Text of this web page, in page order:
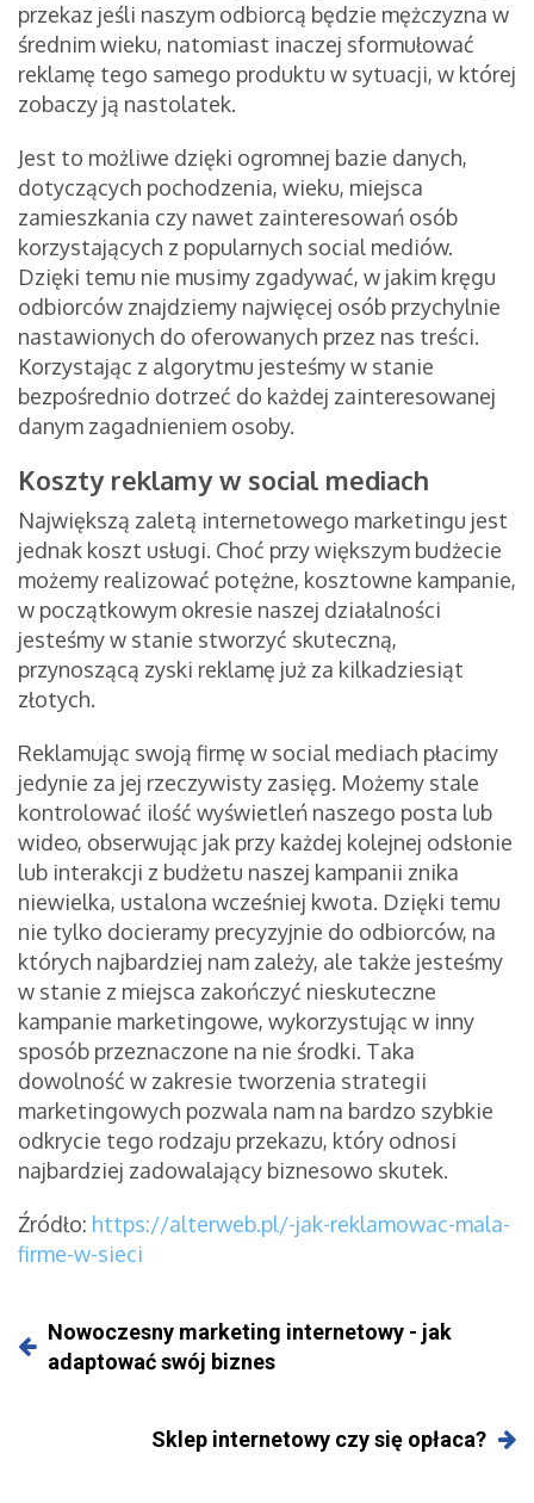
przekaz jeśli naszym odbiorcą będzie mężczyzna w
średnim wieku, natomiast inaczej sformułować
reklamę tego samego produktu w sytuacji, w której
zobaczy ją nastolatek.
Jest to możliwe dzięki ogromnej bazie danych,
dotyczących pochodzenia, wieku, miejsca
zamieszkania czy nawet zainteresowań osób
korzystających z popularnych social mediów.
Dzięki temu nie musimy zgadywać, w jakim kręgu
odbiorców znajdziemy najwięcej osób przychylnie
nastawionych do oferowanych przez nas treści.
Korzystając z algorytmu jesteśmy w stanie
bezpośrednio dotrzeć do każdej zainteresowanej
danym zagadnieniem osoby.
Koszty reklamy w social mediach
Największą zaletą internetowego marketingu jest
jednak koszt usługi. Choć przy większym budżecie
możemy realizować potężne, kosztowne kampanie,
w początkowym okresie naszej działalności
jesteśmy w stanie stworzyć skuteczną,
przynoszącą zyski reklamę już za kilkadziesiąt
złotych.
Reklamując swoją firmę w social mediach płacimy
jedynie za jej rzeczywisty zasięg. Możemy stale
kontrolować ilość wyświetleń naszego posta lub
wideo, obserwując jak przy każdej kolejnej odsłonie
lub interakcji z budżetu naszej kampanii znika
niewielka, ustalona wcześniej kwota. Dzięki temu
nie tylko docieramy precyzyjnie do odbiorców, na
których najbardziej nam zależy, ale także jesteśmy
w stanie z miejsca zakończyć nieskuteczne
kampanie marketingowe, wykorzystując w inny
sposób przeznaczone na nie środki. Taka
dowolność w zakresie tworzenia strategii
marketingowych pozwala nam na bardzo szybkie
odkrycie tego rodzaju przekazu, który odnosi
najbardziej zadowalający biznesowo skutek.
Źródło: https://alterweb.pl/-jak-reklamowac-mala-
firme-w-sieci
Nowoczesny marketing internetowy - jak
adaptować swój biznes
Sklep internetowy czy się opłaca?